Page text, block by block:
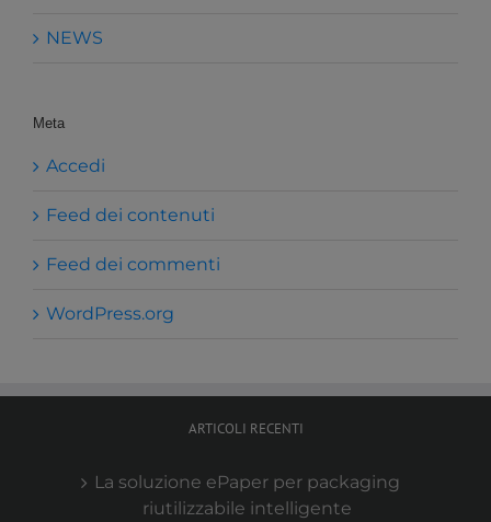
NEWS
Meta
Accedi
Feed dei contenuti
Feed dei commenti
WordPress.org
ARTICOLI RECENTI
La soluzione ePaper per packaging
riutilizzabile intelligente